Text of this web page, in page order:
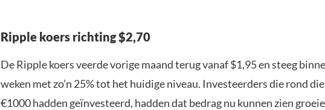
Ripple koers richting $2,70
De Ripple koers veerde vorige maand terug vanaf $1,95 en steeg
weken met zo’n 25% tot het huidige niveau. Investeerders die rond
€1000 hadden geïnvesteerd, hadden dat bedrag nu kunnen zien